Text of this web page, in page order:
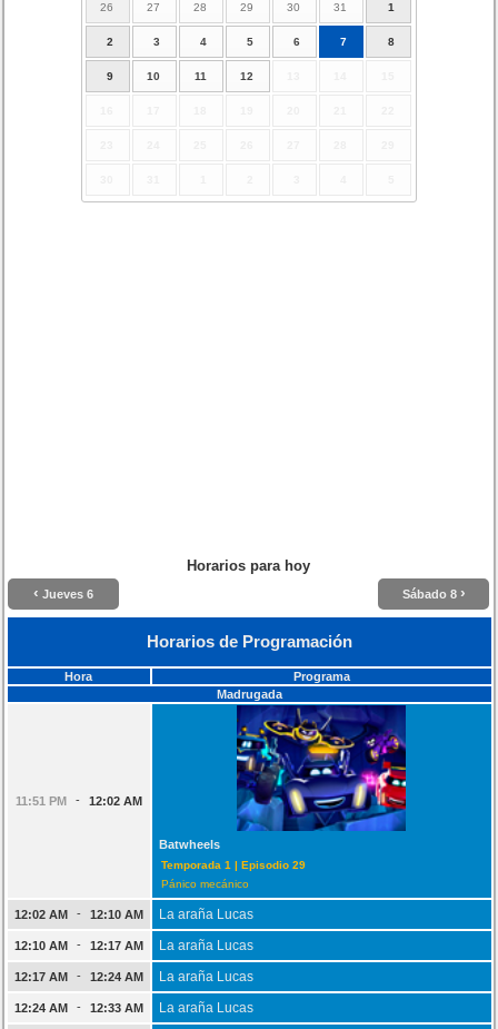
26 27 28 29 30 31 1
2 3 4 5 6 7 8
9 10 11 12
Horarios para hoy
‹ Jueves 6 Sábado 8 ›
Horarios de Programación
Hora
Programa
Madrugada
11:51 PM - 12:02 AM
Batwheels
Temporada 1 | Episodio 29
Pánico mecánico
12:02 AM - 12:10 AM La araña Lucas
12:10 AM - 12:17 AM La araña Lucas
12:17 AM - 12:24 AM La araña Lucas
12:24 AM - 12:33 AM La araña Lucas